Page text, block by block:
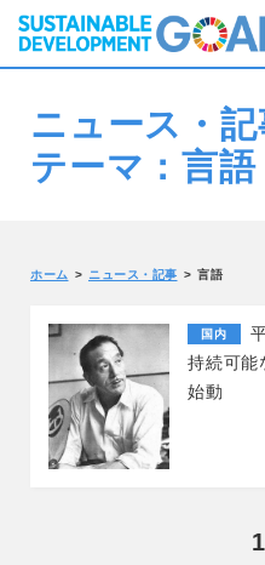
ニュース・記
テーマ：言語
ホーム ニュース・記事 言語
国内
持続可能
始動
1